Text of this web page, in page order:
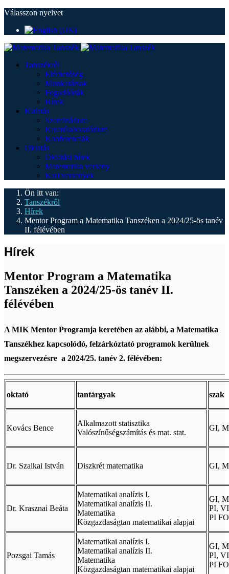
Válasszon nyelvet
Tanszékről
Elérhetőség
Munkatársak
Fogadóórák
Hírek
Kutatás
Szeminárium
Kutatólaboratórium
Konferenciák
Oktatás
Oktatási hírek
Matematika verseny
Kari versenyek
Ön itt van:
Tanszékről
Hírek
Mentor Program a Matematika Tanszéken a 2024/25-ös tanév
II. félévében
Hírek
Mentor Program a Matematika
Tanszéken a 2024/25-ös tanév II.
félévében
A MIK Mentor Programja keretében az alábbi, a Matematika
Tanszékhez kapcsolódó, felzárkóztató programok kerülnek
megszervezésre a 2024/25. tanév 2. félévében:
oktató tantárgyak szak
Kovács Bence
Alkalmazott statisztika
Valószínűségszámítás és mat. stat.
GI,
Dr. Szalkai István Diszkrét matematika GI,
Dr. Krasznai Beáta
Matematikai analízis I.
Matematikai analízis II.
Matematika
Közgazdaságtan matematikai alapjai
GI,
PI,
PI
Pozsgai Tamás
Matematikai analízis I.
Matematikai analízis II.
Matematika
Közgazdaságtan matematikai alapjai
GI,
PI,
PI